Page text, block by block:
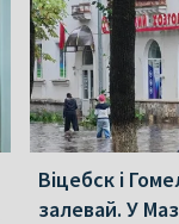
Віцебск і
залевай. У